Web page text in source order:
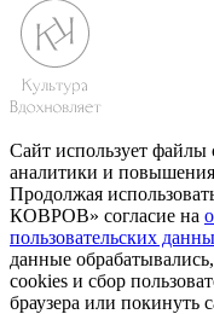
Сайт использует
аналитики и повышения
Продолжая
КОВРОВ» согласие на
пользовательских
данные
cookies и сбор
браузера или покинуть